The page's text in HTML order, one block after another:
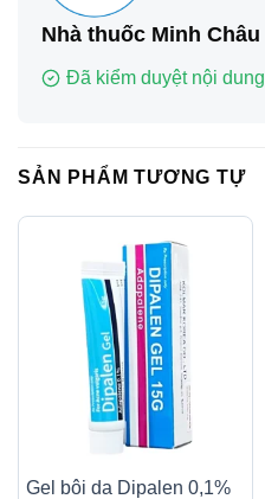
Nhà thuốc Minh Châu
Đã kiểm duyệt nội dung
SẢN PHẨM TƯƠNG TỰ
Gel bôi da Dipalen 0,1%